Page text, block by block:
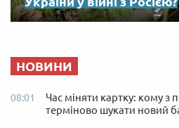
НОВИНИ
08:01
Час міняти картку: кому з
терміново шукати новий